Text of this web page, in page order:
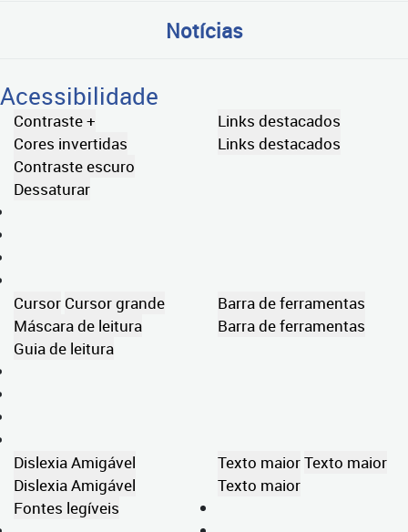
Notícias
Acessibilidade
Contraste +
Cores invertidas
Contraste escuro
Dessaturar
Links destacados
Links destacados
Cursor Cursor grande
Máscara de leitura
Guia de leitura
Barra de ferramentas
Barra de ferramentas
Dislexia Amigável
Dislexia Amigável
Fontes legíveis
Texto maiorTexto maior
Texto maior